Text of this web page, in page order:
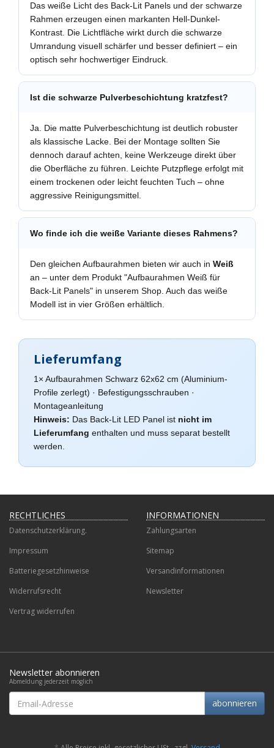
Das weiße Licht des Back-Lit Panels und der schwarze
Rahmen erzeugen einen markanten Hell-Dunkel-
Kontrast. Die Lichtfläche wirkt durch die schwarze
Umrandung visuell schärfer und besser definiert – ein
optisch sehr hochwertiger Eindruck.
Ist die schwarze Pulverbeschichtung kratzfest?
Ja. Die matte Pulverbeschichtung ist deutlich robuster
als klassische Lacke. Bei der Montage sollten Sie
dennoch darauf achten, keine Werkzeuge direkt über
die Oberfläche zu führen. Leichte Putzpflege erfolgt mit
einem trockenen oder leicht feuchten Tuch – ohne
aggressive Reinigungsmittel.
Wo finde ich die weiße Variante dieses Rahmens?
Den gleichen Aufbaurahmen bieten wir auch in Weiß
an – unter dem Produkt "Aufbaurahmen Weiß für
Back-Lit Panels" in unserem Shop. Auch das weiße
Modell ist in vier Größen erhältlich.
Lieferumfang
1× Aufbaurahmen Schwarz 62x62 cm (Aluminium-
Profile zerlegt) · Befestigungsschrauben ·
Montageanleitung
Hinweis: Das Back-Lit LED Panel ist nicht im
Lieferumfang enthalten und muss separat bestellt
werden.
RECHTLICHES
Datenschutzerklärung.
Impressum
Batteriegesetzhinweise
Widerrufsrecht
Vertrag widerrufen
INFORMATIONEN
Zahlungsarten
Sitemap
Versandinformationen
Newsletter
Newsletter abonnieren
Abmeldung jederzeit möglich
Email-
Adresse
abonnieren